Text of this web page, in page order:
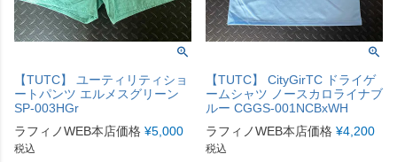
【TUTC】 ユーティリティショ
ートパンツ エルメスグリーン
SP-003HGr
ラフィノWEB本店価格 ¥5,000
税込
【TUTC】 CityGirTC ドライゲ
ームシャツ ノースカロライナブ
ルー CGGS-001NCBxWH
ラフィノWEB本店価格 ¥4,200
税込